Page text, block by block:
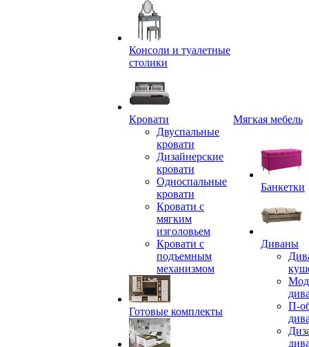
Консоли и туалетные
столики
Кровати
Двуспальные
кровати
Дизайнерские
кровати
Односпальные
кровати
Кровати с
мягким
изголовьем
Кровати с
подъемным
механизмом
Готовые комплекты
Мягкая мебель
Банкетки
Диваны
П-